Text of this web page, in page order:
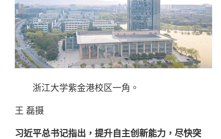
浙江大学紫金港校区一角。
王 磊摄
习近平总书记指出，提升自主创新能力，尽快突